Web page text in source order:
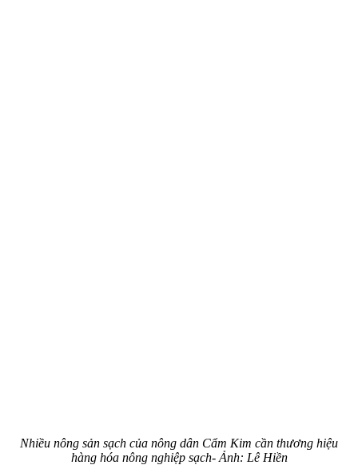
Nhiều nông sản sạch của nông dân Cẩm Kim cần thương hiệu
hàng hóa nông nghiệp sạch- Ảnh: Lê Hiền